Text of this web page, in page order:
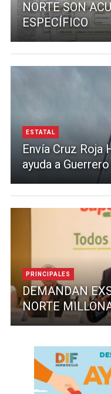
NORTE SON
ESPECÍFICO
ESTATAL
Envía Cruz Roja
ayuda a Guerrero
PRINCIPALES
DEMANDAN
NORTE